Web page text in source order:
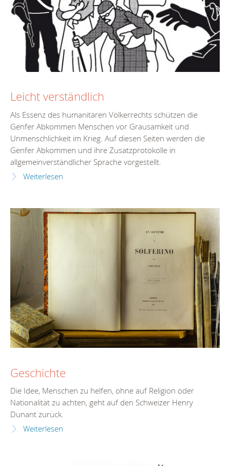
Leicht verständlich
Als Essenz des humanitären Völkerrechts schützen die
Genfer Abkommen Menschen vor Grausamkeit und
Unmenschlichkeit im Krieg. Auf diesen Seiten werden die
Genfer Abkommen und ihre Zusatzprotokolle in
allgemeinverständlicher Sprache vorgestellt.
Weiterlesen
Geschichte
Die Idee, Menschen zu helfen, ohne auf Religion oder
Nationalität zu achten, geht auf den Schweizer Henry
Dunant zurück.
Weiterlesen